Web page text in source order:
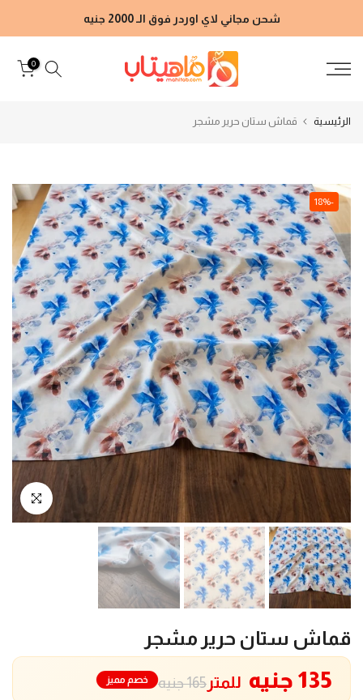
إلى
شحن مجاني لاي اوردر فوق الـ 2000 جنيه
0
الرئيسية قماش ستان حرير مشجر
-18%
انقر للتكبير
قماش ستان حرير مشجر
165 جنيه 135 جنيه للمتر خصم مميز